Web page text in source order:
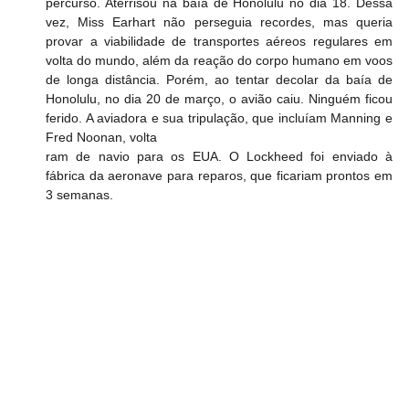
vez, Miss Earhart não perseguia recordes, mas queria
provar a viabilidade de transportes aéreos regulares em
volta do mundo, além da reação do corpo humano em voos
de longa distância. Porém, ao tentar decolar da baía de
Honolulu, no dia 20 de março, o avião caiu. Ninguém ficou
ferido. A aviadora e sua tripulação, que incluíam Manning e
Fred Noonan, volta
ram de navio para os EUA. O Lockheed foi enviado à
fábrica da aeronave para reparos, que ficariam prontos em
3 semanas.